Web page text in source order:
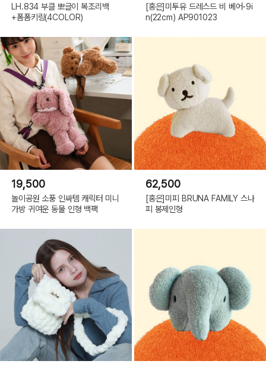
LH.834 부클 뽀글이 복조리백
+폼폼키링(4COLOR)
[홍은]미투유 드레스드 비 베어-9i
n(22cm) AP901023
19,500
놀이공원 소풍 인싸템 캐릭터 미니
가방 귀여운 동물 인형 백팩
62,500
[홍은]미피 BRUNA FAMILY 스나
피 봉제인형